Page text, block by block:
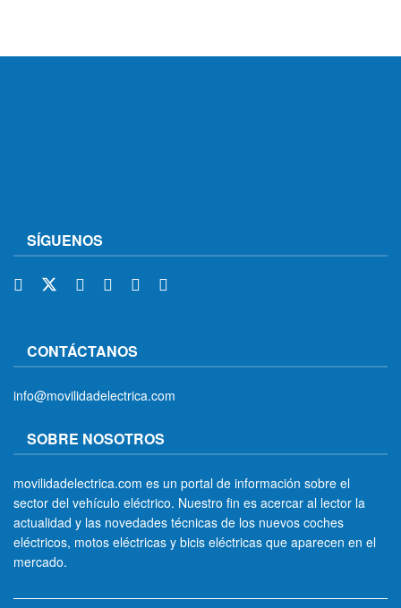
SÍGUENOS
CONTÁCTANOS
info@movilidadelectrica.com
SOBRE NOSOTROS
movilidadelectrica.com es un portal de información sobre el
sector del vehículo eléctrico. Nuestro fin es acercar al lector la
actualidad y las novedades técnicas de los nuevos coches
eléctricos, motos eléctricas y bicis eléctricas que aparecen en el
mercado.